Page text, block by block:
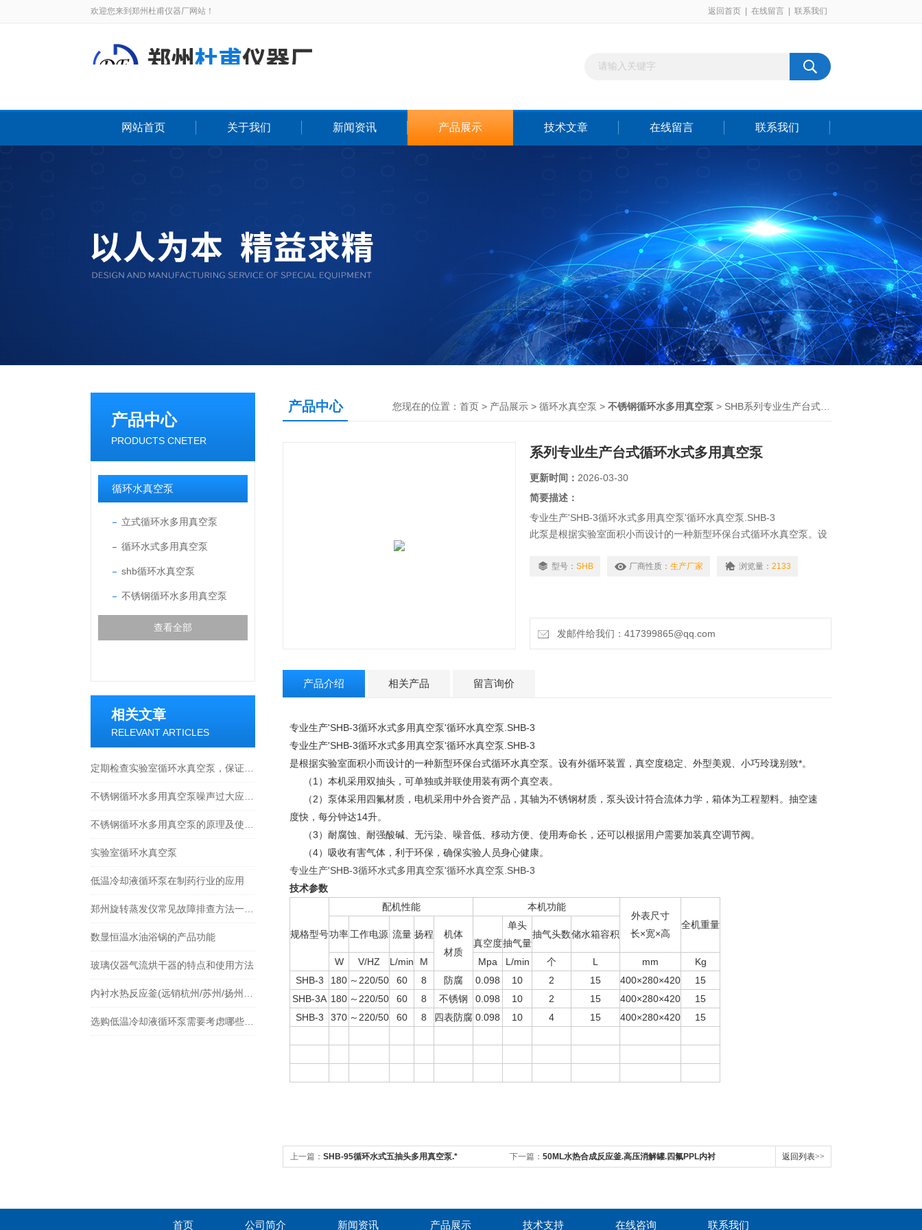
欢迎您来到郑州杜甫仪器厂网站！ 返回首页 在线留言 联系我们
网站首页 关于我们 新闻资讯 产品展示 技术文章 在线留言 联系我们
产品中心
PRODUCTS CNETER
循环水真空泵
立式循环水多用真空泵
循环水式多用真空泵
shb循环水真空泵
不锈钢循环水多用真空泵
查看全部
相关文章
RELEVANT ARTICLES
实验室循环水真空泵
低温冷却液循环泵在制药行业的应用
数显恒温水油浴锅的产品功能
玻璃仪器气流烘干器的特点和使用方法
产品中心 您现在的位置： 首页 > 产品展示 > 循环水真空泵 > 不锈钢循环水多用真空泵 > SHB系列专业生产台式循环水式多用真空泵
系列专业生产台式循环水式多用真空泵
更新时间： 2026-03-30
简要描述：
专业生产'SHB-3循环水式多用真空泵'循环水真空泵.SHB-3
此泵是根据实验室面积小而设计的一种新型环保台式循环水真空泵。设
型号： SHB 厂商性质： 生产厂家 浏览量： 2133
发邮件给我们：417399865@qq.com
产品介绍 相关产品 留言询价
专业生产'SHB-3循环水式多用真空泵'循环水真空泵.SHB-3
专业生产'SHB-3循环水式多用真空泵'循环水真空泵.SHB-3
是根据实验室面积小而设计的一种新型环保台式循环水真空泵。设有外循环装置，真空度稳定、外型美观、小巧玲珑别致*。
（1）本机采用双抽头，可单独或并联使用装有两个真空表。
（2）泵体采用四氟材质，电机采用中外合资产品，其轴为不锈钢材质，泵头设计符合流体力学，箱体为工程塑料。抽空速
度快，每分钟达14升。
（3）耐腐蚀、耐强酸碱、无污染、噪音低、移动方便、使用寿命长，还可以根据用户需要加装真空调节阀。
（4）吸收有害气体，利于环保，确保实验人员身心健康。
专业生产'SHB-3循环水式多用真空泵'循环水真空泵.SHB-3
技术参数
规格型号
配机性能
本机功能
外表尺寸
长×宽×高
全机重量
功率工作电源 流量 扬程
机体
材质
真空度
单头
抽气量
抽气头数储水箱容积
W V/HZ L/min M Mpa L/min 个 L mm
Kg
SHB-3
180 ～220/50 60 8 防腐 0.098 10 2 15 400×280×420
15
SHB-3A 180 ～220/50 60 8 不锈钢 0.098 10 2 15 400×280×420
15
SHB-3
370 ～220/50 60 8 四表防腐 0.098 10 4 15 400×280×420 15
上一篇： SHB-95循环水式五抽头多用真空泵.* 下一篇： 50ML水热合成反应釜.高压消解罐.四氟PPL内衬 返回列表>>
首页 公司简介 新闻资讯 产品展示 技术支持 在线咨询 联系我们